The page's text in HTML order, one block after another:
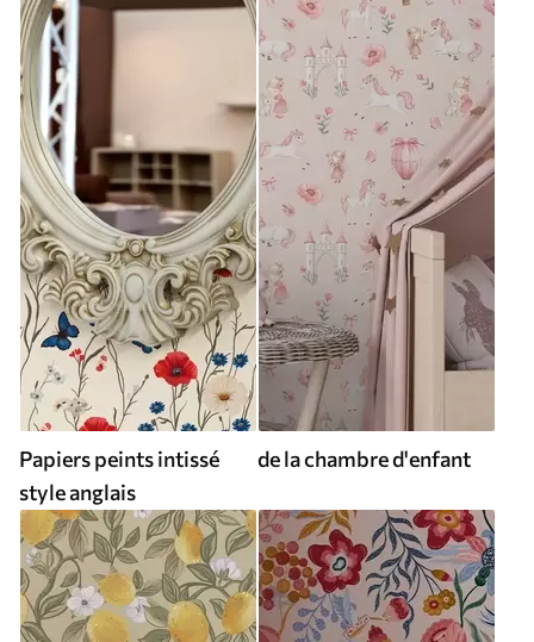
Papiers peints intissé
style anglais
de la chambre d'enfant